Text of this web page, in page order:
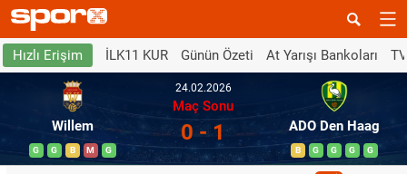
Hızlı Erişim İLK11 KUR Günün Özeti At Yarışı Bankoları
Willem
G G B M G
24.02.2026
Maç Sonu
0 - 1 ADO Den Haag
B G G G G